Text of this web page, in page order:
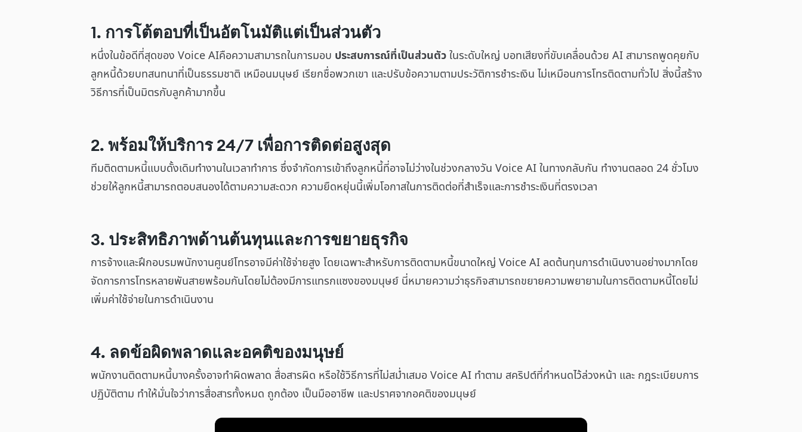
1. การโต้ตอบที่เป็นอัตโนมัติแต่เป็นส่วนตัว
หนึ่งในข้อดีที่สุดของ Voice AIคือความสามารถในการมอบ ประสบการณ์ที่เป็นส่วนตัวในระดับใหญ่ บอทเสียงที่ขับเคลื่อนด้วย AI สามารถพูดคุยกับ
ลูกหนี้ด้วยบทสนทนาที่เป็นธรรมชาติ เหมือนมนุษย์ เรียกชื่อพวกเขา และปรับข้อความตามประวัติการชำระเงิน ไม่เหมือนการโทรติดตามทั่วไป สิ่งนี้สร้าง
วิธีการที่เป็นมิตรกับลูกค้ามากขึ้น
2. พร้อมให้บริการ 24/7 เพื่อการติดต่อสูงสุด
ทีมติดตามหนี้แบบดั้งเดิมทำงานในเวลาทำการ ซึ่งจำกัดการเข้าถึงลูกหนี้ที่อาจไม่ว่างในช่วงกลางวัน Voice AI ในทางกลับกัน ทำงานตลอด 24 ชั่วโมง
ช่วยให้ลูกหนี้สามารถตอบสนองได้ตามความสะดวก ความยืดหยุ่นนี้เพิ่มโอกาสในการติดต่อที่สำเร็จและการชำระเงินที่ตรงเวลา
3. ประสิทธิภาพด้านต้นทุนและการขยายธุรกิจ
การจ้างและฝึกอบรมพนักงานศูนย์โทรอาจมีค่าใช้จ่ายสูง โดยเฉพาะสำหรับการติดตามหนี้ขนาดใหญ่ Voice AI ลดต้นทุนการดำเนินงานอย่างมากโดย
จัดการการโทรหลายพันสายพร้อมกันโดยไม่ต้องมีการแทรกแซงของมนุษย์ นี่หมายความว่าธุรกิจสามารถขยายความพยายามในการติดตามหนี้โดยไม่
เพิ่มค่าใช้จ่ายในการดำเนินงาน
4. ลดข้อผิดพลาดและอคติของมนุษย์
พนักงานติดตามหนี้บางครั้งอาจทำผิดพลาด สื่อสารผิด หรือใช้วิธีการที่ไม่สม่ำเสมอ Voice AI ทำตาม สคริปต์ที่กำหนดไว้ล่วงหน้า และ กฎระเบียบการ
ปฏิบัติตาม ทำให้มั่นใจว่าการสื่อสารทั้งหมด ถูกต้อง เป็นมืออาชีพ และปราศจากอคติของมนุษย์